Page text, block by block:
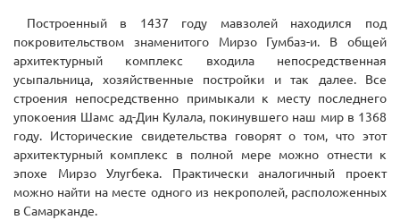
Построенный в 1437 году мавзолей находился под
покровительством знаменитого Мирзо Гумбаз-и. В общей
архитектурный комплекс входила непосредственная
усыпальница, хозяйственные постройки и так далее. Все
строения непосредственно примыкали к месту последнего
упокоения Шамс ад-Дин Кулала, покинувшего наш мир в 1368
году. Исторические свидетельства говорят о том, что этот
архитектурный комплекс в полной мере можно отнести к
эпохе Мирзо Улугбека. Практически аналогичный проект
можно найти на месте одного из некрополей, расположенных
в Самарканде.